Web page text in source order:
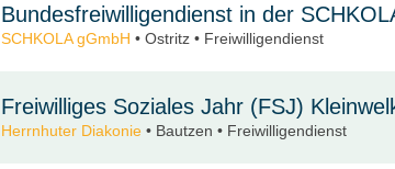
Bundesfreiwilligendienst in der
SCHKOLA gGmbH • Ostritz • Freiwilligendienst
Freiwilliges Soziales Jahr (FSJ)
Herrnhuter Diakonie • Bautzen • Freiwilligendienst